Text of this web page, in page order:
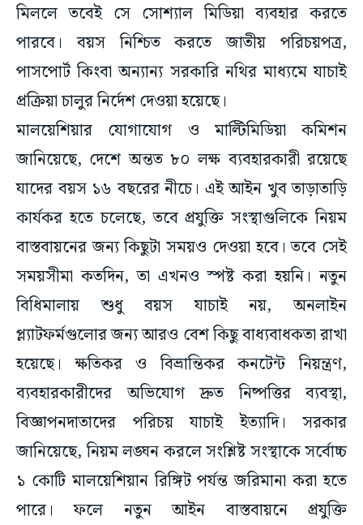
মিললে তবেই সে সোশ্যাল মিডিয়া ব্যবহার করতে
পারবে। বয়স নিশ্চিত করতে জাতীয় পরিচয়পত্র,
পাসপোর্ট কিংবা অন্যান্য সরকারি নথির মাধ্যমে যাচাই
প্রক্রিয়া চালুর নির্দেশ দেওয়া হয়েছে।
মালয়েশিয়ার যোগাযোগ ও মাল্টিমিডিয়া কমিশন
জানিয়েছে, দেশে অন্তত ৮০ লক্ষ ব্যবহারকারী রয়েছে
যাদের বয়স ১৬ বছরের নীচে। এই আইন খুব তাড়াতাড়ি
কার্যকর হতে চলেছে, তবে প্রযুক্তি সংস্থাগুলিকে নিয়ম
বাস্তবায়নের জন্য কিছুটা সময়ও দেওয়া হবে। তবে সেই
সময়সীমা কতদিন, তা এখনও স্পষ্ট করা হয়নি। নতুন
বিধিমালায় শুধু বয়স যাচাই নয়, অনলাইন
প্ল্যাটফর্মগুলোর জন্য আরও বেশ কিছু বাধ্যবাধকতা রাখা
হয়েছে। ক্ষতিকর ও বিভ্রান্তিকর কনটেন্ট নিয়ন্ত্রণ,
ব্যবহারকারীদের অভিযোগ দ্রুত নিষ্পত্তির ব্যবস্থা,
বিজ্ঞাপনদাতাদের পরিচয় যাচাই ইত্যাদি। সরকার
জানিয়েছে, নিয়ম লঙ্ঘন করলে সংশ্লিষ্ট সংস্থাকে সর্বোচ্চ
১ কোটি মালয়েশিয়ান রিঙ্গিট পর্যন্ত জরিমানা করা হতে
পারে। ফলে নতুন আইন বাস্তবায়নে প্রযুক্তি